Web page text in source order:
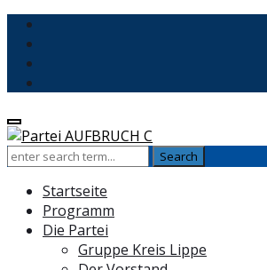
Startseite
Programm
Die Partei
Gruppe Kreis Lippe